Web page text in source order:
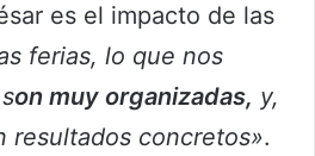
es el impacto de las
ferias, lo que nos
on muy organizadas, y,
resultados concretos».